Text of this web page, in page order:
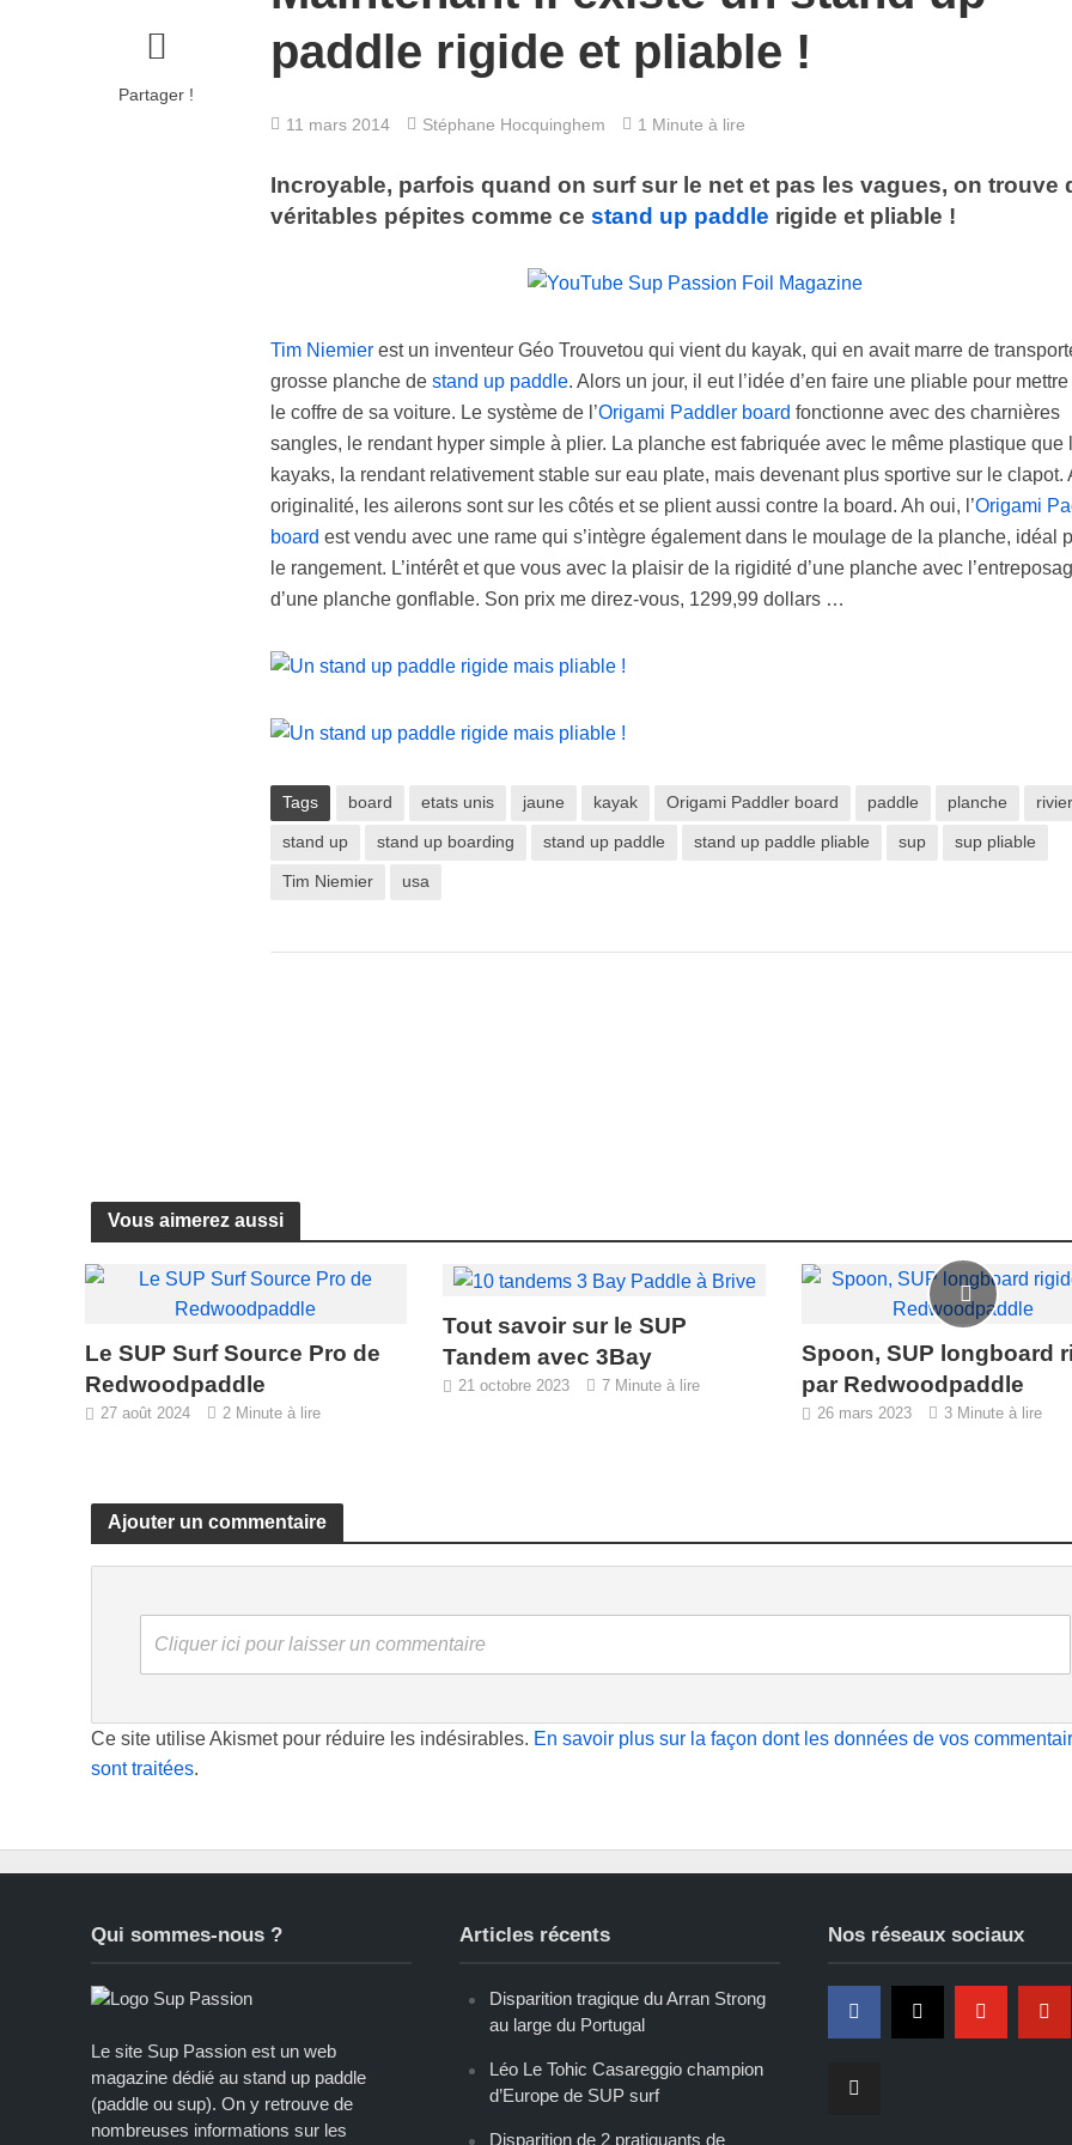
Partager !
paddle rigide et pliable !
11 mars 2014 Stéphane Hocquinghem 1 Minute à lire
Incroyable, parfois quand on surf sur le net et pas les vagues, on trouve
véritables pépites comme ce stand up paddle rigide et pliable !
Tim Niemierest un inventeur Géo Trouvetou qui vient du kayak, qui en avait marre de
grosse planche de stand up paddle. Alors un jour, il eut l’idée d’en faire une pliable pour
le coffre de sa voiture. Le système de l’Origami Paddler board fonctionne avec des charnières
sangles, le rendant hyper simple à plier. La planche est fabriquée avec le même plastique que
kayaks, la rendant relativement stable sur eau plate, mais devenant plus sportive sur le clapot.
originalité, les ailerons sont sur les côtés et se plient aussi contre la board. Ah oui, l’Origami
board est vendu avec une rame qui s’intègre également dans le moulage de la planche, idéal
le rangement. L’intérêt et que vous avec la plaisir de la rigidité d’une planche avec
d’une planche gonflable. Son prix me direz-vous, 1299,99 dollars …
Tags board etats unis jaune kayak Origami Paddler board paddle planche
stand up stand up boarding stand up paddle stand up paddle pliable sup sup pliable
Tim Niemier usa
Vous aimerez aussi
Le SUP Surf Source Pro de
Redwoodpaddle
27 août 2024 2 Minute à lire
Tout savoir sur le SUP
Tandem avec 3Bay
21 octobre 2023 7 Minute à lire
Spoon, SUP longboard
par Redwoodpaddle
26 mars 2023 3 Minute à lire
Ajouter un commentaire
Cliquer ici pour laisser un commentaire
Ce site utilise Akismet pour réduire les indésirables. En savoir plus sur la façon dont les données de vos
sont traitées.
Qui sommes-nous ?
Le site Sup Passion est un web
magazine dédié au stand up paddle
(paddle ou sup). On y retrouve de
nombreuses informations sur les
Articles récents
Disparition tragique du Arran Strong
au large du Portugal
Léo Le Tohic Casareggio champion
d’Europe de SUP surf
Disparition de 2 pratiquants de
Nos réseaux sociaux